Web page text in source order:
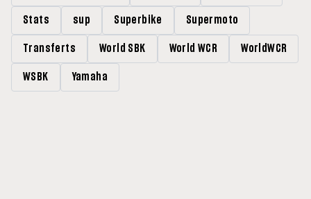
Stats sup Superbike Supermoto
Transferts World SBK World WCR WorldWCR
WSBK Yamaha